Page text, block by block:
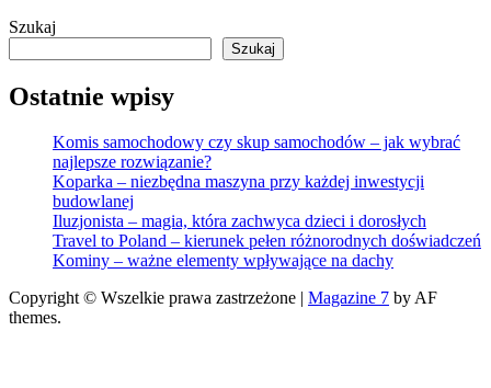
Szukaj
Szukaj
Ostatnie wpisy
Komis samochodowy czy skup samochodów – jak wybrać
najlepsze rozwiązanie?
Koparka – niezbędna maszyna przy każdej inwestycji
budowlanej
Iluzjonista – magia, która zachwyca dzieci i dorosłych
Travel to Poland – kierunek pełen różnorodnych doświadczeń
Kominy – ważne elementy wpływające na dachy
Copyright © Wszelkie prawa zastrzeżone | Magazine 7 by AF
themes.